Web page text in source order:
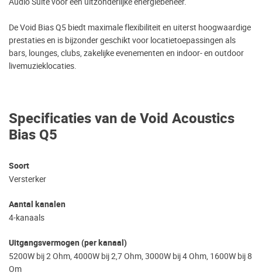
Specificaties van de Void Acoustics
Bias Q5
Soort
Versterker
Aantal kanalen
4-kanaals
Uitgangsvermogen (per kanaal)
5200W bij 2 Ohm, 4000W bij 2,7 Ohm, 3000W bij 4 Ohm, 1600W bij 8
Om
De Void Bias Q5 biedt maximale flexibiliteit en uiterst hoogwaardige
prestaties en is bijzonder geschikt voor locatietoepassingen als
bars, lounges, clubs, zakelijke evenementen en indoor- en outdoor
livemuzieklocaties.